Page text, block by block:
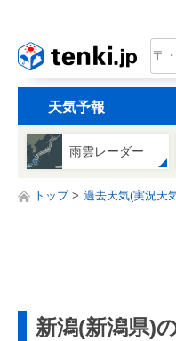
天気予報
雨雲レーダー
トップ 過去天気(実況天
新潟(新潟県)